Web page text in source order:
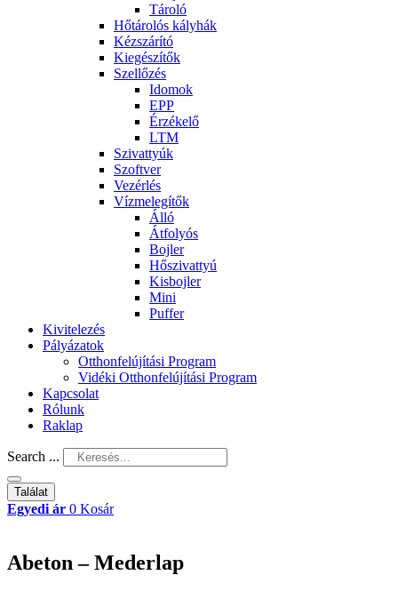
Tároló
Hőtárolós kályhák
Kézszárító
Kiegészítők
Szellőzés
Idomok
EPP
Érzékelő
LTM
Szivattyúk
Szoftver
Vezérlés
Vízmelegítők
Álló
Átfolyós
Bojler
Hőszivattyú
Kisbojler
Mini
Puffer
Kivitelezés
Pályázatok
Otthonfelújítási Program
Vidéki Otthonfelújítási Program
Kapcsolat
Rólunk
Raklap
Search ...
Találat
Egyedi ár 0 Kosár
Abeton – Mederlap